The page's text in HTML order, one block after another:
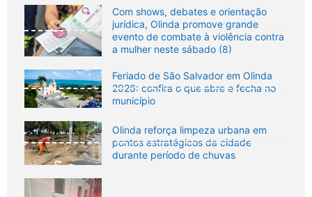
Com shows, debates e orientação
jurídica, Olinda promove grande
evento de combate à violência contra
a mulher neste sábado (8)
Feriado de São Salvador em Olinda
2026: confira o que abre e fecha no
município
Olinda reforça limpeza urbana em
pontos estratégicos da cidade
durante período de chuvas